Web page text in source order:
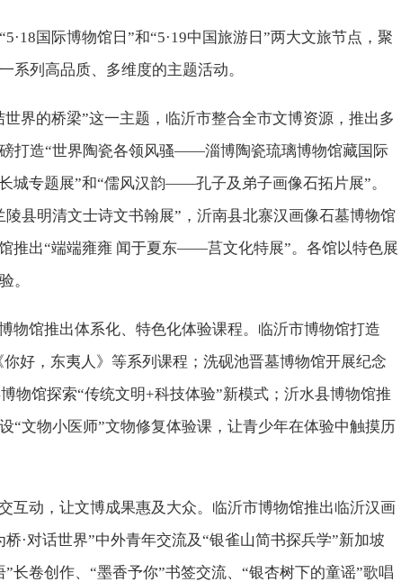
国际博物馆日”和“5·19中国旅游日”两大文旅节点，聚
系列高品质、多维度的主题活动。
界的桥梁”这一主题，临沂市整合全市文博资源，推出多
打造“世界陶瓷各领风骚——淄博陶瓷琉璃博物馆藏国际
专题展”和“儒风汉韵——孔子及弟子画像石拓片展”。
县明清文士诗文书翰展”，沂南县北寨汉画像石墓博物馆
推出“端端雍雍 闻于夏东——莒文化特展”。各馆以特色展
。
物馆推出体系化、特色化体验课程。临沂市博物馆打造
好，东夷人》等系列课程；洗砚池晋墓博物馆开展纪念
物馆探索“传统文明+科技体验”新模式；沂水县博物馆推
“文物小医师”文物修复体验课，让青少年在体验中触摸历
互动，让文博成果惠及大众。临沂市博物馆推出临沂汉画
·对话世界”中外青年交流及“银雀山简书探兵学”新加坡
长卷创作、“墨香予你”书签交流、“银杏树下的童谣”歌唱